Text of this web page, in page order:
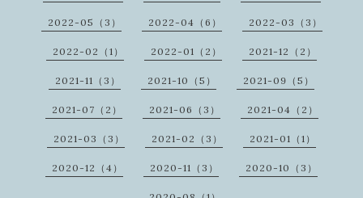
2022-05（3） 2022-04（6） 2022-03（3）
2022-02（1） 2022-01（2） 2021-12（2）
2021-11（3） 2021-10（5） 2021-09（5）
2021-07（2） 2021-06（3） 2021-04（2）
2021-03（3） 2021-02（3） 2021-01（1）
2020-12（4） 2020-11（3） 2020-10（3）